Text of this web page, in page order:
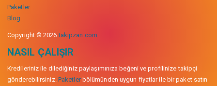
Paketler
Blog
Copyright © 2026takipzan.com
NASIL ÇALIŞIR
Kredileriniz ile dilediğiniz paylaşımınıza beğeni ve profilinize takipçi
gönderebilirsiniz. Paketlerbölümünden uygun fiyatlar ile bir paket satın